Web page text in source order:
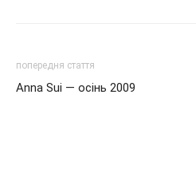
попередня стаття
Anna Sui — осінь 2009